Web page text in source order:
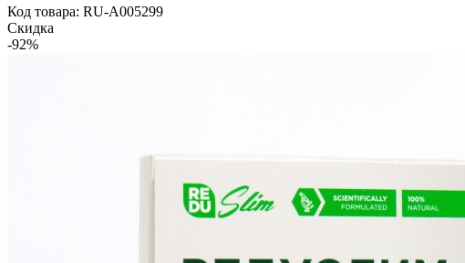
Код товара: RU-A005299
Скидка
-92%